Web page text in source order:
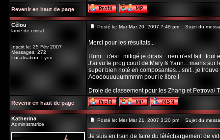
Revenir en haut de page
Célou
lame de cristal
Inscrit le: 25 Fév 2007
Messages: 272
Localisation: Lyon
Posté le: Mar Mar 20, 2007 7:48 pm Sujet du
Merci pour les résultats...
Hum... c'est.. mitigé je dirais... rien n'est fait..
J'ai vu le prog court de Mary & Yann... mains
super bien noté en composantes... snif.. je
Aoooouuuuummmm pour le libre !
Drole de classement pour les Zhang et Petrova/
Revenir en haut de page
Katherina
Administratrice
Posté le: Mer Mar 21, 2007 3:20 pm Sujet du
Je suis en train de faire du téléchargement de